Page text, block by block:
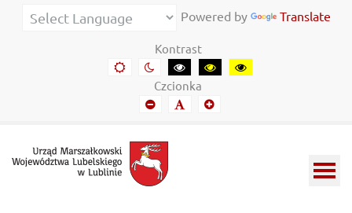
Urząd
Informacje
Lubelszczyźnie
Powered by Translate
Kontrast
Domyślny
kontrast
Kontrast
nocny
Kontrast
czarny-
biały
Kontrast
czarny-
Kontrast
żółto-
Czcionka
Mniejszy
font
Domyślny
font
Mniejszy